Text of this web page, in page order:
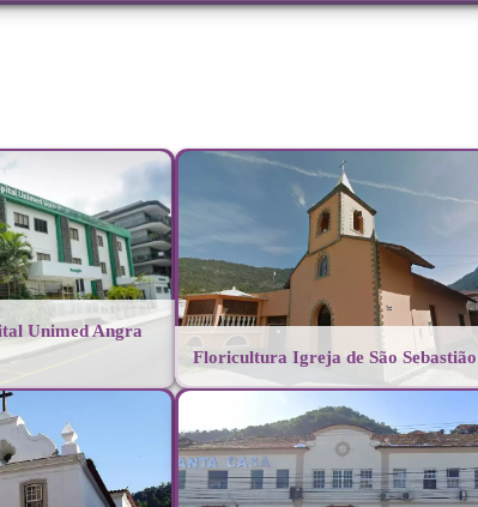
Unimed Angra
Floricultura Igreja de São Sebastião